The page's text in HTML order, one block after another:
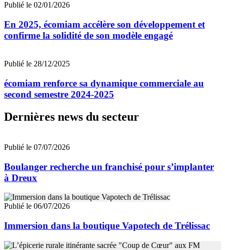
Publié le 02/01/2026
En 2025, écomiam accélère son développement et
confirme la solidité de son modèle engagé
Publié le 28/12/2025
écomiam renforce sa dynamique commerciale au
second semestre 2024-2025
Dernières news du secteur
Publié le 07/07/2026
Boulanger recherche un franchisé pour s’implanter
à Dreux
Publié le 06/07/2026
Immersion dans la boutique Vapotech de Trélissac